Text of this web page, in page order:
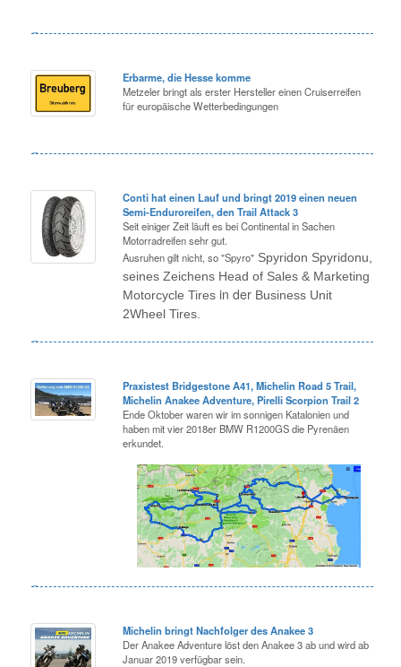
Erbarme, die Hesse komme
Metzeler bringt als erster Hersteller einen Cruiserreifen
für europäische Wetterbedingungen
Conti hat einen Lauf und bringt 2019 einen neuen
Semi-Enduroreifen, den Trail Attack 3
Seit einiger Zeit läuft es bei Continental in Sachen
Motorradreifen sehr gut.
Ausruhen gilt nicht, so "Spyro" Spyridon Spyridonu,
seines Zeichens Head of Sales & Marketing
Motorcycle Tires in der Business Unit
2Wheel Tires.
Praxistest Bridgestone A41, Michelin Road 5 Trail,
Michelin Anakee Adventure, Pirelli Scorpion Trail 2
Ende Oktober waren wir im sonnigen Katalonien und
haben mit vier 2018er BMW R1200GS die Pyrenäen
erkundet.
Michelin bringt Nachfolger des Anakee 3
Der Anakee Adventure löst den Anakee 3 ab und wird ab
Januar 2019 verfügbar sein.